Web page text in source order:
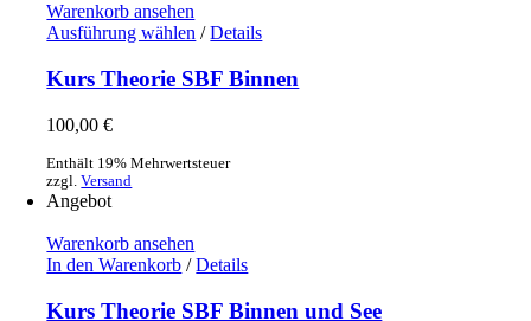
Warenkorb ansehen
Ausführung wählen / Details
Kurs Theorie SBF Binnen
100,00€
Enthält 19% Mehrwertsteuer
zzgl.Versand
Angebot
Warenkorb ansehen
In den Warenkorb / Details
Kurs Theorie SBF Binnen und See